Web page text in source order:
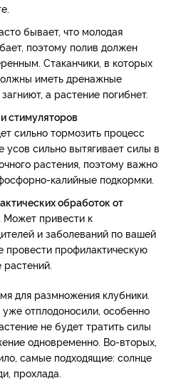
бывает, что молодая
поэтому полив должен
Стаканчики, в которых
иметь дренажные
а растение погибнет.
стимуляторов
сильно тормозить процесс
усов сильно вытягивает силы в
растения, поэтому важно
калийные подкормки.
обработок от
Может привести к
и заболеваний по вашей
провести профилактическую
для размножения клубники.
отплодоносили, особенно
не будет тратить силы
одновременно. Во-вторых,
самые подходящие: солнце
прохлада.